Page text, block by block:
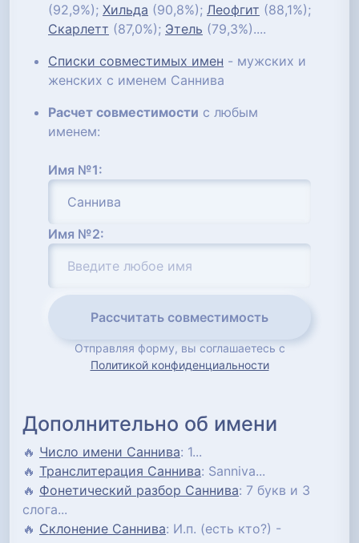
(92,9%); Хильда (90,8%); Леофгит (88,1%);
Скарлетт (87,0%); Этель (79,3%)....
Списки совместимых имен - мужских и
женских с именем Саннива
Расчет совместимости с любым
именем:
Имя №1:
Имя №2:
Рассчитать совместимость
Отправляя форму, вы соглашаетесь с
Политикой конфиденциальности
Дополнительно об имени
🔥 Число имени Саннива: 1...
🔥 Транслитерация Саннива: Sanniva...
🔥 Фонетический разбор Саннива: 7 букв и 3
слога...
🔥 Склонение Саннива: И.п. (есть кто?) -